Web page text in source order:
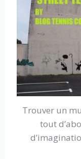
Trouver un
tout